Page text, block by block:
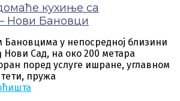
кухиње са
Нови Бановци
Бановцима у непосредној близини
Нови Сад, на око 200 метара
поред услуге ишране, углавном
пружа